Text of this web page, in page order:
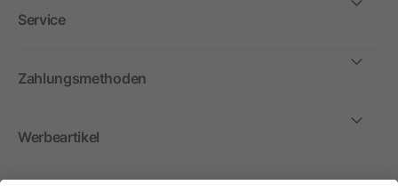
Service
Zahlungsmethoden
Werbeartikel